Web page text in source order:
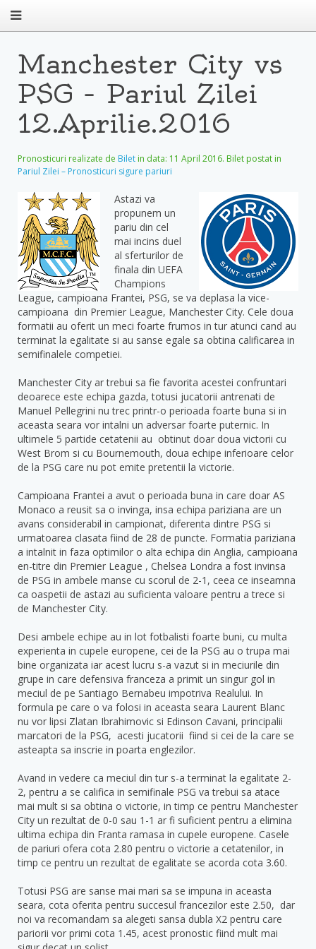
Manchester City vs
PSG – Pariul Zilei
12.Aprilie.2016
Pronosticuri realizate de Bilet in data: 11 April 2016. Bilet postat in
Pariul Zilei – Pronosticuri sigure pariuri
Astazi va
propunem un
pariu din cel
mai incins duel
al sferturilor de
finala din UEFA
Champions
League, campioana Frantei, PSG, se va deplasa la vice-
campioana din Premier League, Manchester City. Cele doua
formatii au oferit un meci foarte frumos in tur atunci cand au
terminat la egalitate si au sanse egale sa obtina calificarea in
semifinalele competiei.
Manchester City ar trebui sa fie favorita acestei confruntari
deoarece este echipa gazda, totusi jucatorii antrenati de
Manuel Pellegrini nu trec printr-o perioada foarte buna si in
aceasta seara vor intalni un adversar foarte puternic. In
ultimele 5 partide cetatenii au obtinut doar doua victorii cu
West Brom si cu Bournemouth, doua echipe inferioare celor
de la PSG care nu pot emite pretentii la victorie.
Campioana Frantei a avut o perioada buna in care doar AS
Monaco a reusit sa o invinga, insa echipa pariziana are un
avans considerabil in campionat, diferenta dintre PSG si
urmatoarea clasata fiind de 28 de puncte. Formatia pariziana
a intalnit in faza optimilor o alta echipa din Anglia, campioana
en-titre din Premier League , Chelsea Londra a fost invinsa
de PSG in ambele manse cu scorul de 2-1, ceea ce inseamna
ca oaspetii de astazi au suficienta valoare pentru a trece si
de Manchester City.
Desi ambele echipe au in lot fotbalisti foarte buni, cu multa
experienta in cupele europene, cei de la PSG au o trupa mai
bine organizata iar acest lucru s-a vazut si in meciurile din
grupe in care defensiva franceza a primit un singur gol in
meciul de pe Santiago Bernabeu impotriva Realului. In
formula pe care o va folosi in aceasta seara Laurent Blanc
nu vor lipsi Zlatan Ibrahimovic si Edinson Cavani, principalii
marcatori de la PSG, acesti jucatorii fiind si cei de la care se
asteapta sa inscrie in poarta englezilor.
Avand in vedere ca meciul din tur s-a terminat la egalitate 2-
2, pentru a se califica in semifinale PSG va trebui sa atace
mai mult si sa obtina o victorie, in timp ce pentru Manchester
City un rezultat de 0-0 sau 1-1 ar fi suficient pentru a elimina
ultima echipa din Franta ramasa in cupele europene. Casele
de pariuri ofera cota 2.80 pentru o victorie a cetatenilor, in
timp ce pentru un rezultat de egalitate se acorda cota 3.60.
Totusi PSG are sanse mai mari sa se impuna in aceasta
seara, cota oferita pentru succesul francezilor este 2.50, dar
noi va recomandam sa alegeti sansa dubla X2 pentru care
pariorii vor primi cota 1.45, acest pronostic fiind mult mai